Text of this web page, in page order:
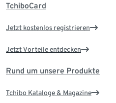
TchiboCard
Jetzt kostenlos registrieren
Jetzt Vorteile entdecken
Rund um unsere Produkte
Tchibo Kataloge & Magazine